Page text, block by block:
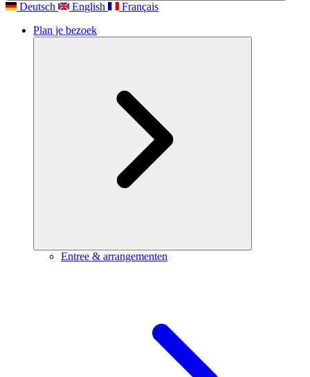
Deutsch English
Français
Plan je bezoek
Entree & arrangementen